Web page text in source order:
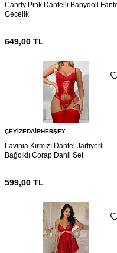
Candy Pink Dantelli Babydoll
Gecelik
649,00 TL
ÇEYIZEDAIRHERŞEY
Lavinia Kırmızı Dantel Jartiyerli
Bağcıklı Çorap Dahil Set
599,00 TL